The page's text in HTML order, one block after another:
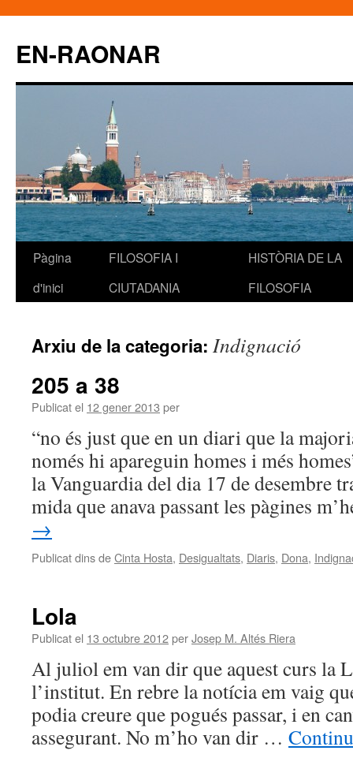
EN-RAONAR
Vés
Pàgina
d'inici
FILOSOFIA I
CIUTADANIA
HISTÒRIA DE LA
FILOSOFIA
Arxiu de la categoria: Indignació
205 a 38
Publicat el 12 gener 2013 per
“no és just que en un diari que la
només hi apareguin homes i més
la Vanguardia del dia 17 de desembre
mida que anava passant les pàgines
→
Publicat dins deCinta Hosta, Desigualtats, Diaris, Dona,
Lola
Publicat el 13 octubre 2012perJosep M. Altés Riera
Al juliol em van dir que aquest curs la
l’institut. En rebre la notícia em vaig
podia creure que pogués passar, i en
assegurant. No m’ho van dir …